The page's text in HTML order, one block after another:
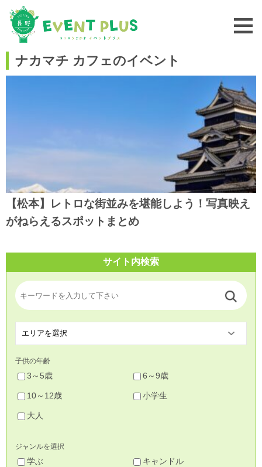
ナカマチ カフェのイベント
【松本】レトロな街並みを堪能しよう！写真映え
がねらえるスポットまとめ
サイト内検索
子供の年齢
3～5歳 6～9歳
10～12歳 小学生
大人
ジャンルを選択
学ぶ キャンドル